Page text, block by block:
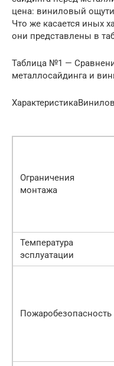
цена: виниловый
Что же касается иных
они представлены в
Таблица №1 —
металлосайдинга и
Ограничения
монтажа
Температура
эсплуатации
Пожаробезопасность